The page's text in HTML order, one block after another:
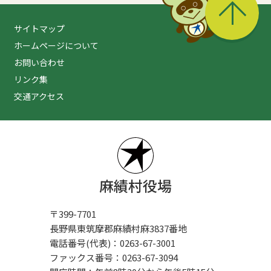
サイトマップ
ホームページについて
お問い合わせ
リンク集
交通アクセス
麻績村役場
〒399-7701
長野県東筑摩郡麻績村麻3837番地
電話番号(代表)：0263-67-3001
ファックス番号：0263-67-3094